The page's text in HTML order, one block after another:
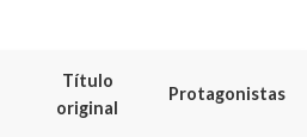
Título
original
Protagonistas